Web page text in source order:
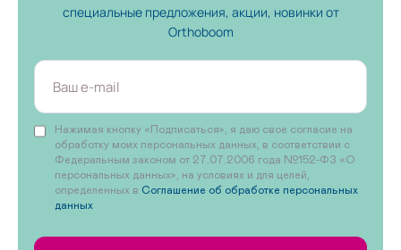
специальные предложения, акции, новинки от
Orthoboom
Нажимая кнопку «Подписаться», я даю свое согласие на
обработку моих персональных данных, в соответствии с
Федеральным законом от 27.07.2006 года №152-ФЗ «О
персональных данных», на условиях и для целей,
определенных в Соглашение об обработке персональных
данных